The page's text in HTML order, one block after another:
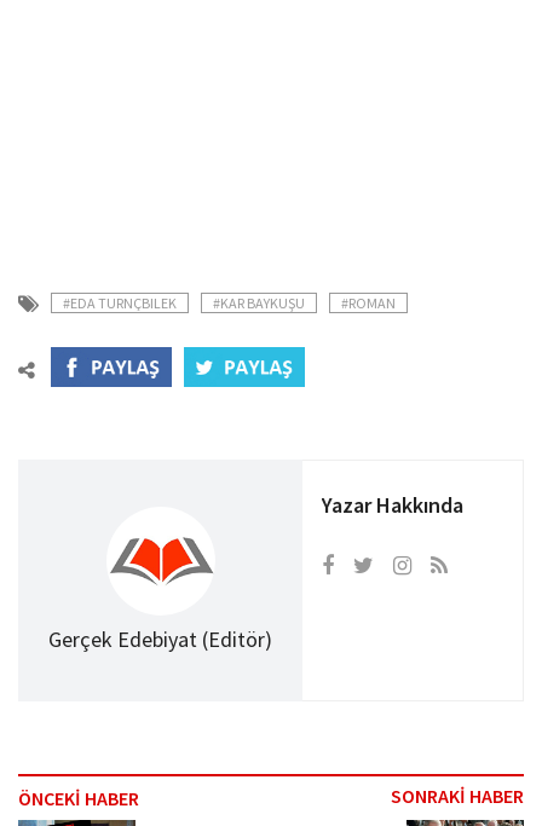
#EDA TURNÇBILEK #KAR BAYKUŞU #ROMAN
Gerçek Edebiyat (Editör)
Yazar Hakkında
ÖNCEKİ HABER SONRAKİ HABER